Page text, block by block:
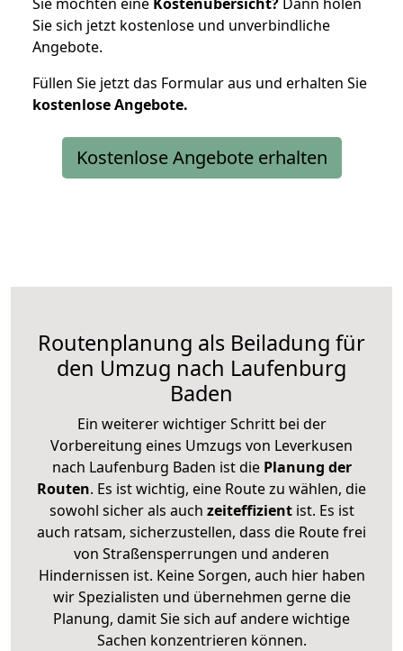
Sie sich jetzt kostenlose und unverbindliche
Angebote.
Füllen Sie jetzt das Formular aus und erhalten Sie
kostenloseAngebote.
Kostenlose Angebote erhalten
Routenplanung als Beiladung für
den Umzug nach Laufenburg
Baden
Ein weiterer wichtiger Schritt bei der
Vorbereitung eines Umzugs von Leverkusen
nach Laufenburg Baden ist diePlanung der
Routen. Es ist wichtig, eine Route zu wählen, die
sowohl sicher als auch zeiteffizientist. Es ist
auch ratsam, sicherzustellen, dass die Route frei
von Straßensperrungen und anderen
Hindernissen ist. Keine Sorgen, auch hier haben
wir Spezialisten und übernehmen gerne die
Planung, damit Sie sich auf andere wichtige
Sachen konzentrieren können.